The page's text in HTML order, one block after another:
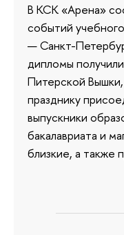
В КСК «Арена»
событий
— Санкт-
дипломы
Питерской
празднику
выпускники
бакалавриата и
близкие, а также